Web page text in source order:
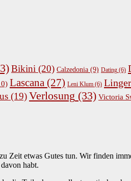
Bikini (20) Calzedonia (9) Dating (6)
Lascana (27) Leni Klum (6)
(19)Verlosung (33) Victoria
Zeit etwas Gutes tun. Wir finden
habt.